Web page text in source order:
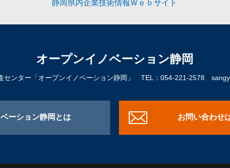
静岡県内企業技術情報Ｗｅｂサイト
オープンイノベーション静岡
センター「オープンイノベーション静岡」 TEL：054-221-2578
ーション静岡とは お問い合わせ